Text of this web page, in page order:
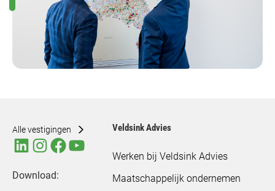
Alle vestigingen
Download:
Veldsink Advies
Werken bij Veldsink Advies
Maatschappelijk ondernemen